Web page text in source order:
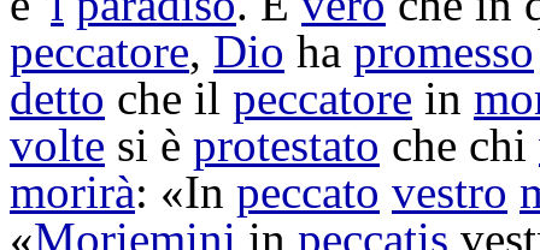
peccatore, Dio ha promesso
detto che il peccatore in
volte si è protestato che chi
morirà: «In peccato vestro
«Moriemini in peccatis